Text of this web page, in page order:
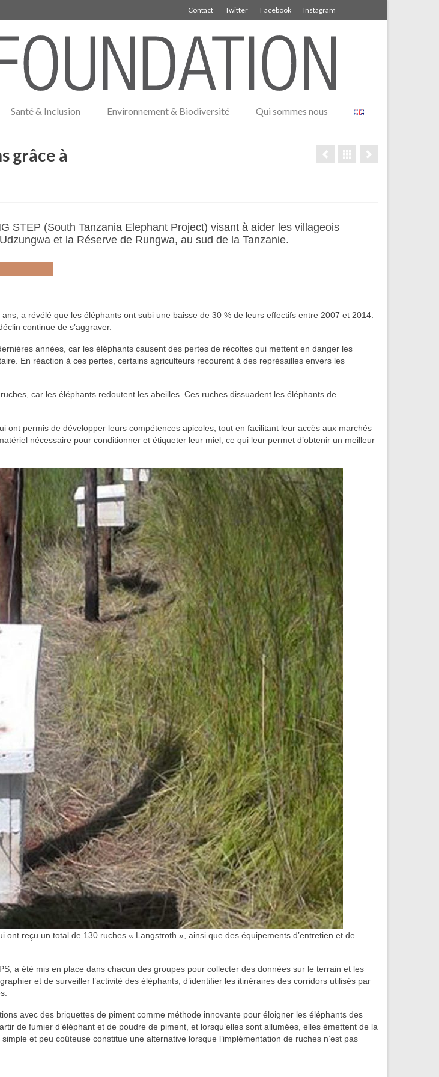
Contact Twitter Facebook Instagram
Santé & Inclusion Environnement & Biodiversité Qui sommes nous
grâce à
STEP (South Tanzania Elephant Project) visant à aider les villageois
et la Réserve de Rungwa, au sud de la Tanzanie.
a révélé que les éléphants ont subi une baisse de 30 % de leurs effectifs entre 2007 et 2014.
continue de s’aggraver.
années, car les éléphants causent des pertes de récoltes qui mettent en danger les
En réaction à ces pertes, certains agriculteurs recourent à des représailles envers les
car les éléphants redoutent les abeilles. Ces ruches dissuadent les éléphants de
permis de développer leurs compétences apicoles, tout en facilitant leur accès aux marchés
nécessaire pour conditionner et étiqueter leur miel, ce qui leur permet d’obtenir un meilleur
reçu un total de 130 ruches « Langstroth », ainsi que des équipements d’entretien et de
a été mis en place dans chacun des groupes pour collecter des données sur le terrain et les
et de surveiller l’activité des éléphants, d’identifier les itinéraires des corridors utilisés par
avec des briquettes de piment comme méthode innovante pour éloigner les éléphants des
de fumier d’éléphant et de poudre de piment, et lorsqu’elles sont allumées, elles émettent de la
et peu coûteuse constitue une alternative lorsque l’implémentation de ruches n’est pas